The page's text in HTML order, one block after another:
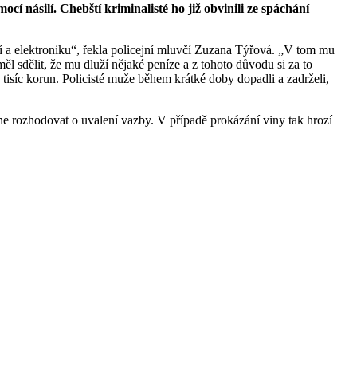
násilí. Chebští kriminalisté ho již obvinili ze spáchání
elektroniku“, řekla policejní mluvčí Zuzana Týřová. „V tom mu
sdělit, že mu dluží nějaké peníze a z tohoto důvodu si za to
korun. Policisté muže během krátké doby dopadli a zadrželi,
rozhodovat o uvalení vazby. V případě prokázání viny tak hrozí